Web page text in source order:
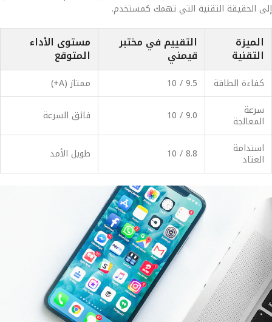
إلى الحقيقة التقنية التي تهمك كمستخدم.
الميزة
التقنية
التقييم في مختبر
قيمني
مستوى الأداء
المتوقع
كفاءة الطاقة 9.5 / 10
ممتاز (A+)
سرعة
المعالجة 9.0 / 10
فائق السرعة
استدامة
العتاد 8.8 / 10 طويل الأمد